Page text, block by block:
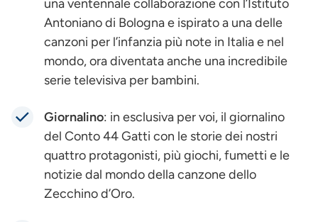
una ventennale collaborazione con l’Istituto
Antoniano di Bologna e ispirato a una delle
canzoni per l’infanzia più note in Italia e nel
mondo, ora diventata anche una incredibile
serie televisiva per bambini.
Giornalino: in esclusiva per voi, il giornalino
del Conto 44 Gatti con le storie dei nostri
quattro protagonisti, più giochi, fumetti e le
notizie dal mondo della canzone dello
Zecchino d’Oro.